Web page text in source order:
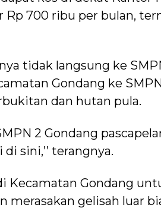
Rp 700 ribu per bulan,
tidak langsung ke
Gondang ke
dan hutan pula.
2 Gondang
sini,’’ terangnya.
Kecamatan Gondang
merasakan gelisah luar